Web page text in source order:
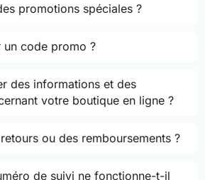
promotions spéciales ?
un code promo ?
des informations et des
votre boutique en ligne ?
ou des remboursements ?
de suivi ne fonctionne-t-il